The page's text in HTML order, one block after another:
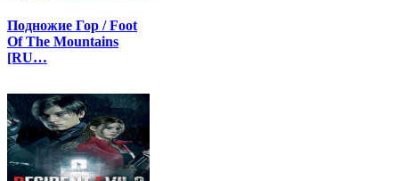
Подножие Гор / Foot
Of The Mountains
[RU…